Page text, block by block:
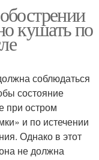
кушать по
соблюдаться
состояние
при остром
и по истечении
Однако в этот
не должна